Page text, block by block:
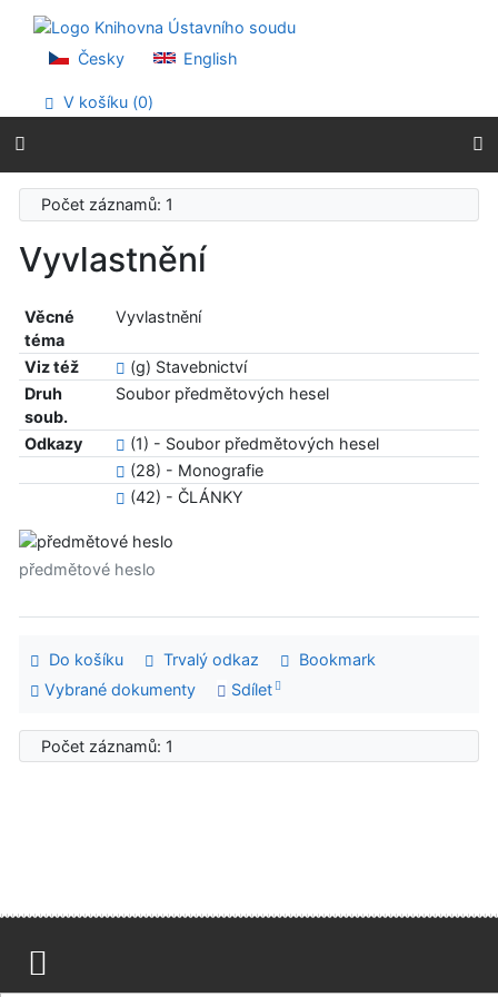
Přejít na menu
Prohlášení o webové přístupnosti
Česky English
V košíku (0)
Počet záznamů: 1
Vyvlastnění
Věcné
téma
Vyvlastnění
Viz též
(g) Stavebnictví
Druh
soub.
Soubor předmětových hesel
Odkazy
(1) - Soubor předmětových hesel
(28) - Monografie
(42) - ČLÁNKY
předmětové heslo
Do košíku Trvalý odkaz
Bookmark
Vybrané dokumenty
Sdílet
Počet záznamů: 1